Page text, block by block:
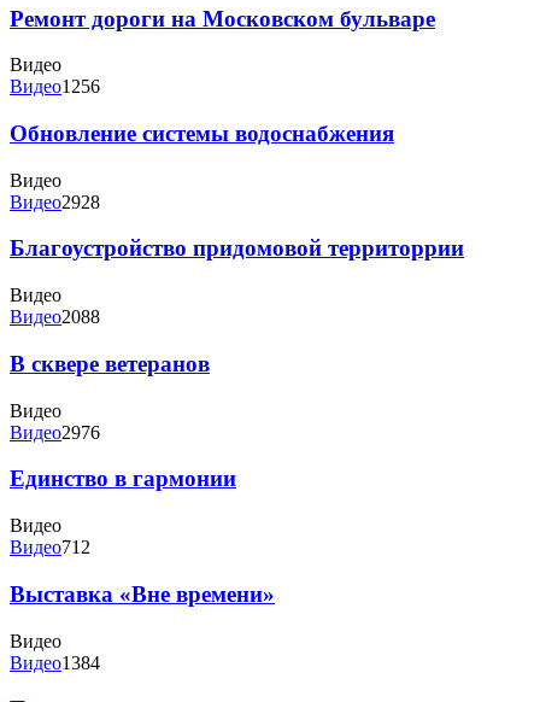
Ремонт дороги на Московском бульваре
Видео
Видео1256
Обновление системы водоснабжения
Видео
Видео2928
Благоустройство придомовой территоррии
Видео
Видео2088
В сквере ветеранов
Видео
Видео2976
Единство в гармонии
Видео
Видео712
Выставка «Вне времени»
Видео
Видео1384